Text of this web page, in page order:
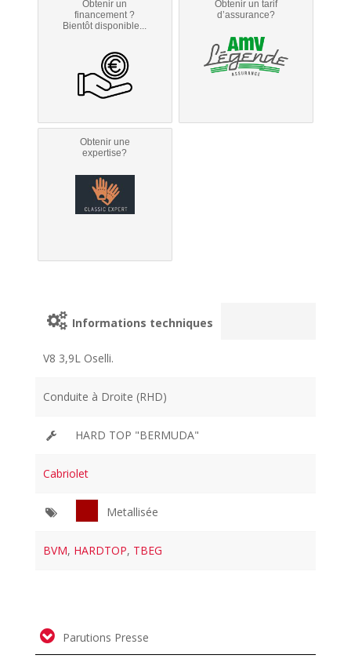
Obtenir un
financement ?
Bientôt disponible...
Obtenir un tarif
d’assurance?
Obtenir une
expertise?
Informations techniques
V8 3,9L Oselli.
Conduite à Droite (RHD)
HARD TOP "BERMUDA"
Cabriolet
Metallisée
BVM, HARDTOP, TBEG
Parutions Presse